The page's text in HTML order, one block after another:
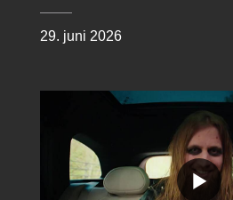
29. juni 2026